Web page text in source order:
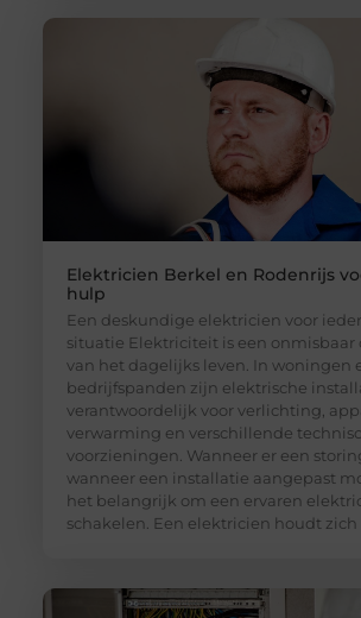
Elektricien Berkel en Rodenrijs
hulp
Een deskundige elektricien voor
situatie Elektriciteit is een onmisbaar
van het dagelijks leven. In woningen
bedrijfspanden zijn elektrische
verantwoordelijk voor verlichting,
verwarming en verschillende
voorzieningen. Wanneer er een
wanneer een installatie aangepast
het belangrijk om een ervaren
schakelen. Een elektricien houdt